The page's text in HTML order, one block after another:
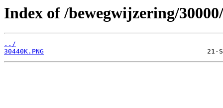
Index of /bewegwijzering/
../
30440K.PNG